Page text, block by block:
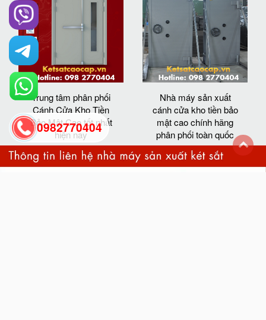
Trung tâm phân phối
Cánh Cửa Kho Tiền
Bảo Mật Cao tốt nhất
hiện nay
Nhà máy sản xuất
cánh cửa kho tiền bảo
mật cao chính hãng
phân phối toàn quốc
0982770404
back